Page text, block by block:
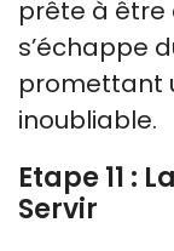
prête à être
s’échappe
promettant
inoubliable.
Etape 11 :
Servir